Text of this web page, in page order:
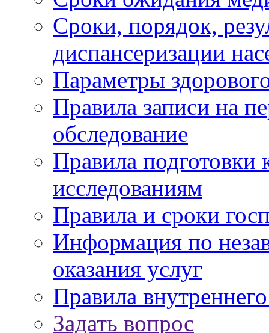
Сроки, порядок,
диспансеризации
Параметры
Правила записи на
обследование
Правила подготовки
исследованиям
Правила и сроки
Информация по
оказания услуг
Правила
Задать вопрос